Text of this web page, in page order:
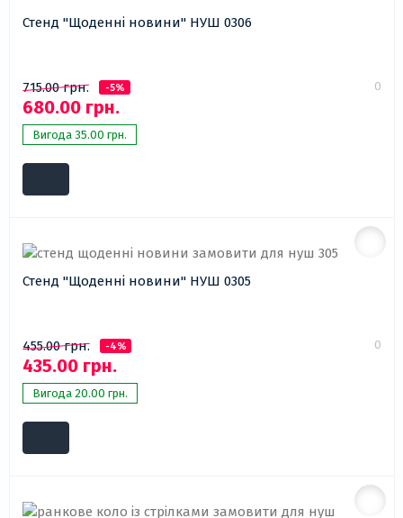
Стенд "Щоденні новини" НУШ 0306
715.00 грн. -5%
680.00 грн.
Вигода 35.00 грн.
0
Стенд "Щоденні новини" НУШ 0305
455.00 грн. -4%
435.00 грн.
Вигода 20.00 грн.
0